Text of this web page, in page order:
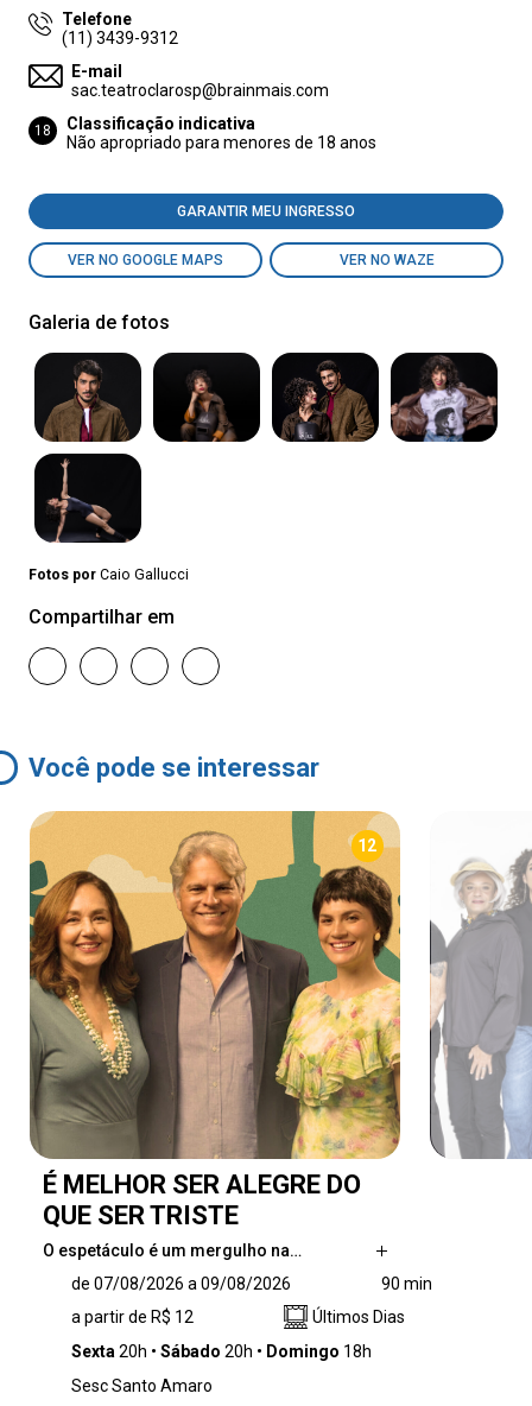
Telefone
(11) 3439-9312
E-mail
sac.teatroclarosp@brainmais.com
18
Classificação indicativa
Não apropriado para menores de 18 anos
GARANTIR MEU INGRESSO
VER NO GOOGLE MAPS VER NO WAZE
Galeria de fotos
Fotos por Caio Gallucci
Compartilhar em
Você pode se interessar
12
É MELHOR SER ALEGRE DO
QUE SER TRISTE
O espetáculo é um mergulho na…
trajetória de Vinicius de Moraes,
carinhosamente apelidado de “Poetinha”.
Concebido como um musical-tributo, a
viveu com paixão absoluta, sorvendo a vida
de 07/08/2026 a 09/08/2026
90 min
a partir de R$ 12
Últimos Dias
Sexta 20h Sábado 20h Domingo 18h
Sesc Santo Amaro